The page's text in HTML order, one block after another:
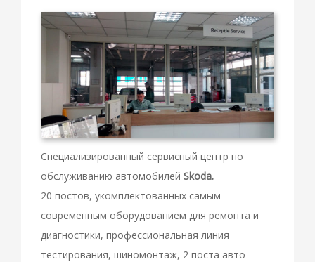
Специализированный сервисный центр по
обслуживанию автомобилей Skoda.
20 постов, укомплектованных самым
современным оборудованием для ремонта и
диагностики, профессиональная линия
тестирования, шиномонтаж, 2 поста авто-